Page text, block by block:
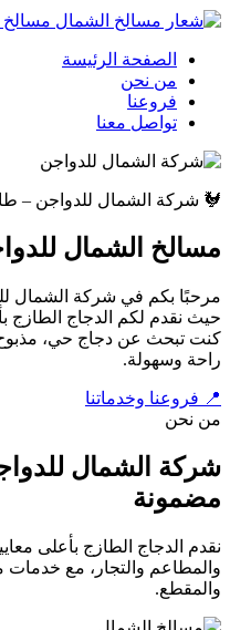
مسالخ
الصفحة الرئيسة
من نحن
فروعنا
تواصل معنا
🐓 شركة الشمال للدواجن –
مسالخ الشمال
مرحبًا بكم في شركة الشمال
حيث نقدم لكم الدجاج الطازج
كنت تبحث عن دجاج حي،
راحة وسهولة.
📍 فروعنا وخدماتنا
من نحن
شركة الشمال
مضمونة
نقدم الدجاج الطازج بأعلى
والمطاعم والتجار، مع خدمات
والمقطع.